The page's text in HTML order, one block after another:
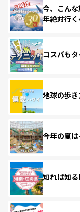
今、こん
年絶対行
コスパも
地球の歩
今年の夏は
知れば知